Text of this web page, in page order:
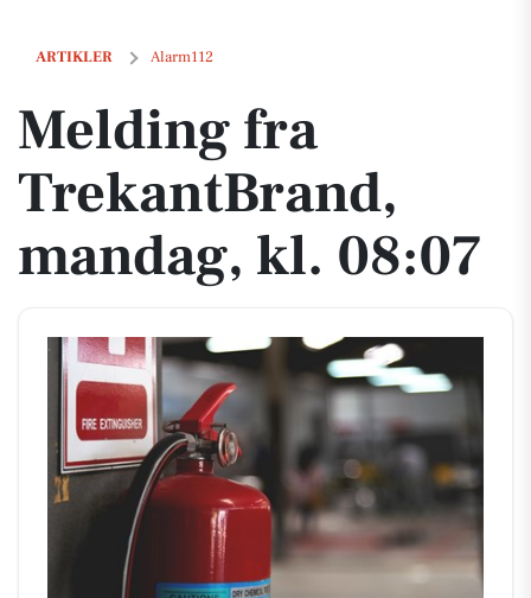
ARTIKLER Alarm112
Melding fra TrekantBrand, mandag, kl. 08:07
Melding fra
TrekantBrand,
mandag, kl. 08:07